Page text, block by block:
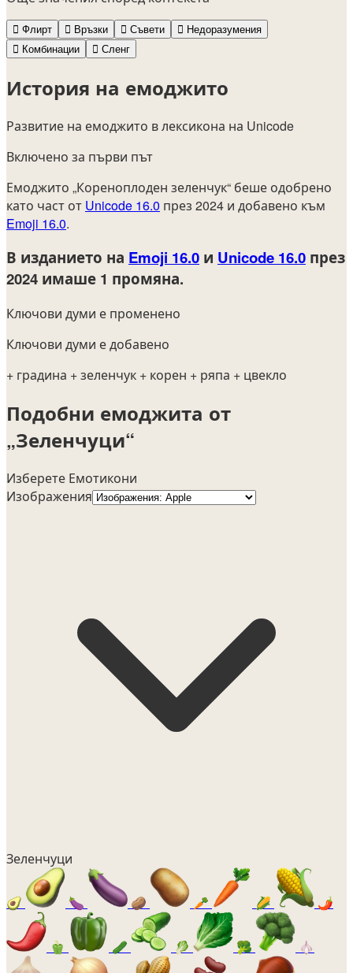
🫜 Флирт 🫜 Връзки 🫜 Съвети 🫜 Недоразумения
🫜 Комбинации 🫜 Сленг
История на емоджито
Развитие на емоджито в лексикона на Unicode
Включено за първи път
Емоджито „Кореноплоден зеленчук“ беше одобрено
като част от Unicode 16.0 през 2024 и добавено към
Emoji 16.0.
В изданието на Emoji 16.0 и Unicode 16.0 през
2024 имаше 1 промяна.
Ключови думи е променено
Ключови думи е добавено
+ градина + зеленчук + корен + ряпа + цвекло
Подобни емоджита от
„Зеленчуци“
Изберете Емотикони
Изображения
Зеленчуци
🥑 🍆 🥔 🥕 🌽 🌶️
🫑 🥒 🥬 🥦 🧄